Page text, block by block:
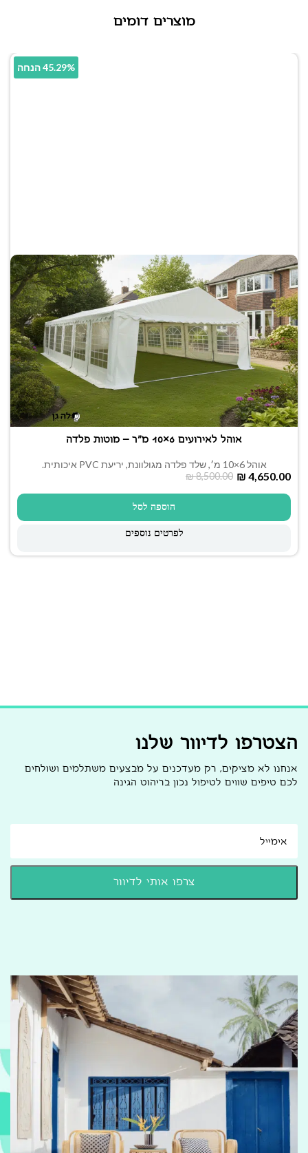
מוצרים דומים
45.29% הנחה
אוהל לאירועים 6×10 מ"ר – מוטות פלדה
אוהל 6×10 מ׳, שלד פלדה מגולוונת, יריעת PVC איכותית.
₪8,500.00 ₪ 4,650.00
הוספה לסל
לפרטים נוספים
הצטרפו לדיוור שלנו
אנחנו לא מציקים, רק מעדכנים על מבצעים משתלמים ושולחים
לכם טיפים שווים לטיפול נכון בריהוט הגינה